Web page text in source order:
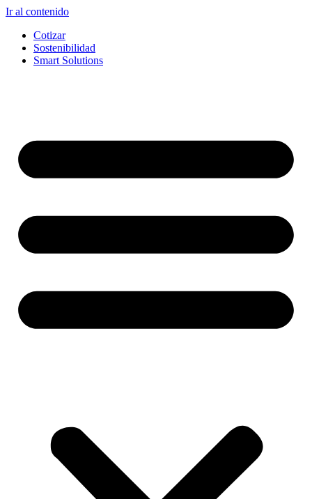
Ir al contenido
Cotizar
Sostenibilidad
Smart Solutions